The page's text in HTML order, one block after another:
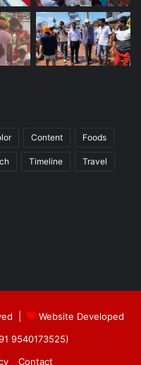
Content Foods
Timeline Travel
|
Website Developed
9540173525)
Contact